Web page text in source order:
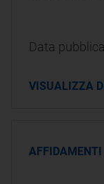
Data
VISUALIZZA
AFFIDAMENTI